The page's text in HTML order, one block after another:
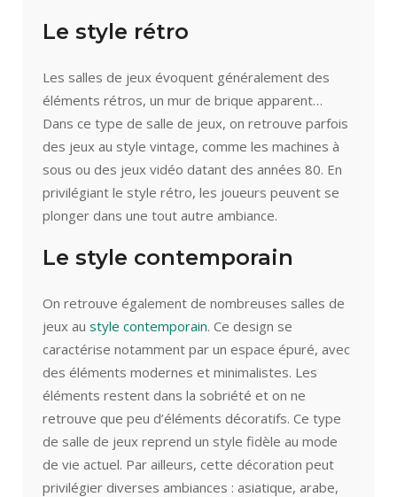
Le style rétro
Les salles de jeux évoquent généralement des
éléments rétros, un mur de brique apparent…
Dans ce type de salle de jeux, on retrouve parfois
des jeux au style vintage, comme les machines à
sous ou des jeux vidéo datant des années 80. En
privilégiant le style rétro, les joueurs peuvent se
plonger dans une tout autre ambiance.
Le style contemporain
On retrouve également de nombreuses salles de
jeux au style contemporain. Ce design se
caractérise notamment par un espace épuré, avec
des éléments modernes et minimalistes. Les
éléments restent dans la sobriété et on ne
retrouve que peu d’éléments décoratifs. Ce type
de salle de jeux reprend un style fidèle au mode
de vie actuel. Par ailleurs, cette décoration peut
privilégier diverses ambiances : asiatique, arabe,